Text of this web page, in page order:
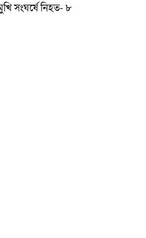
সংঘর্ষে নিহত- ৮